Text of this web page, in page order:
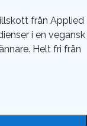
från Applied
i en vegansk
Helt fri från